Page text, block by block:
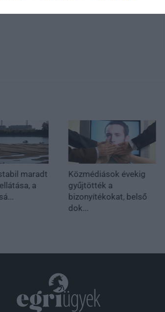
maradt
a
Közmédiások évekig
gyűjtötték a
bizonyítékokat, belső
dok...